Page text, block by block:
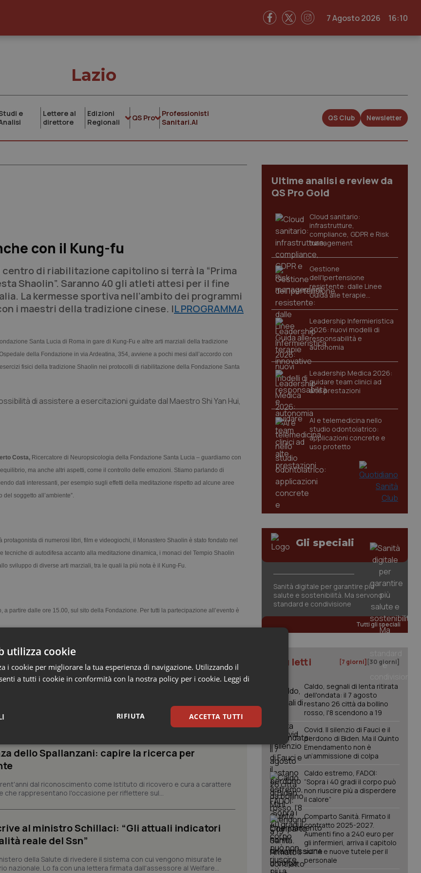
7 Agosto 2026 16:10
Lazio
e
Lettere al
direttore
Edizioni
Regionali
QS Pro
Professionisti
Sanitari.AI
QS Club Newsletter
con il Kung-fu
centro di riabilitazione capitolino si terrà la “Prima
Shaolin”. Saranno 40 gli atleti attesi per il fine
La kermesse sportiva nell’ambito dei programmi
i maestri della tradizione cinese. IL PROGRAMMA
Santa Lucia di Roma in gare di Kung-Fu e altre arti marziali della tradizione
della Fondazione in via Ardeatina, 354, avviene a pochi mesi dall’accordo con
fisici della tradizione Shaolin nei protocolli di riabilitazione della Fondazione Santa
di assistere a esercitazioni guidate dal Maestro Shi Yan Hui,
Costa, Ricercatore di Neuropsicologia della Fondazione Santa Lucia – guardiamo con
ma anche altri aspetti, come il controllo delle emozioni. Stiamo parlando di
dati interessanti, per esempio sugli effetti della meditazione rispetto ad alcune aree
soggetto all’ambiente”.
di numerosi libri, film e videogiochi, il Monastero Shaolin è stato fondato nel
di autodifesa accanto alla meditazione dinamica, i monaci del Tempio Shaolin
sviluppo di diverse arti marziali, tra le quali la più nota è il Kung-Fu.
partire dalle ore 15.00, sul sito della Fondazione. Per tutti la partecipazione all’evento è
dello Spallanzani: capire la ricerca per
dal riconoscimento come Istituto di ricovero e cura a carattere
che rappresentano l'occasione per riflettere sul...
al ministro Schillaci: “Gli attuali indicatori
reale del Ssn”
della Salute di rivedere il sistema con cui vengono misurate le
nazionale. Lo fa con una lettera firmata dall'assessore al Welfare...
Ultime analisi e review da
QS Pro Gold
Cloud sanitario:
infrastrutture,
compliance, GDPR e Risk
management
Gestione
dell'Ipertensione
resistente: dalle Linee
Guida alle terapie
innovative
Leadership Infermieristica
2026: nuovi modelli di
responsabilità e
autonomia
Leadership Medica 2026:
guidare team clinici ad
alte prestazioni
AI e telemedicina nello
studio odontoiatrico:
applicazioni concrete e
uso protetto
Gli speciali
Sanità digitale per garantire più
salute e sostenibilità. Ma servono
standard e condivisione
Tutti gli speciali
I più letti [7 giorni] [30 giorni]
Caldo, segnali di lenta ritirata
dell'ondata: il 7 agosto
restano 26 città da bollino
rosso, l'8 scendono a 19
Covid. Il silenzio di Fauci e il
perdono di Biden. Ma il Quinto
Emendamento non è
un’ammissione di colpa
Caldo estremo, FADOI:
“Sopra i 40 gradi il corpo può
non riuscire più a disperdere
il calore”
Comparto Sanità. Firmato il
contratto 2025-2027.
Aumenti fino a 240 euro per
gli infermieri, arriva il capitolo
sull'IA e nuove tutele per il
personale
utilizza cookie
i cookie per migliorare la tua esperienza di navigazione. Utilizzando il
a tutti i cookie in conformità con la nostra policy per i cookie. Leggi di
ACCETTA TUTTI
RIFIUTA
Statistici Marketing
a rendere fruibile il sito web abilitandone funzionalità di base quali la navigazione sulle pagine
del sito. Il sito web non è in grado di funzionare correttamente senza questi cookie.
YouTube
5 mesi 4
Questo cookie viene utilizzato per memorizzare le